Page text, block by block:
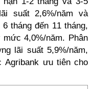
suất 2,6%/năm và
tháng đến 11 tháng,
4,0%/năm. Phân
lãi suất 5,9%/năm,
Agribank ưu tiên cho